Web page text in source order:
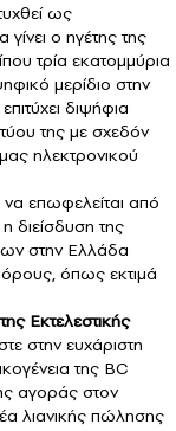
ως
ο ηγέτης της
τρία εκατομμύρια
μερίδιο στην
διψήφια
της με σχεδόν
ηλεκτρονικού
να επωφελείται από
διείσδυση της
στην Ελλάδα
όπως εκτιμά
Εκτελεστικής
στην ευχάριστη
της BC
αγοράς στον
λιανικής πώλησης